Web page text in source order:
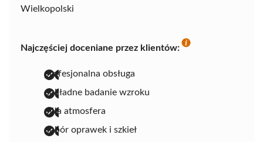
Wielkopolski
Najczęściej doceniane przez klientów:
profesjonalna obsługa
dokładne badanie wzroku
miła atmosfera
dobór oprawek i szkieł